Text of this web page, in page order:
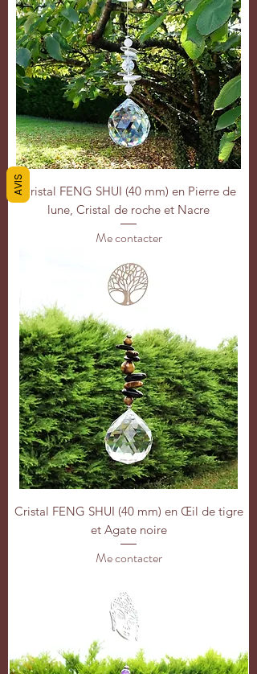
Cristal FENG SHUI (40 mm) en Pierre de
lune, Cristal de roche et Nacre
Me contacter
Cristal FENG SHUI (40 mm) en Œil de tigre
et Agate noire
Me contacter
AVIS